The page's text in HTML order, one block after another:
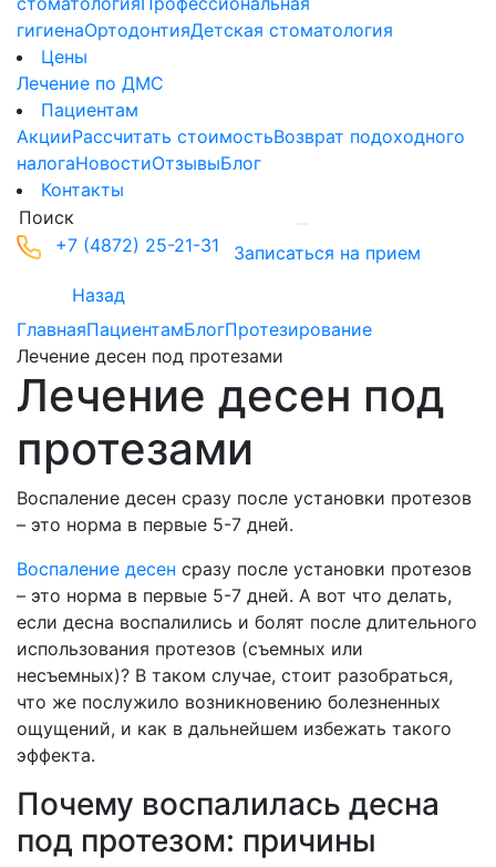
гигиенаОртодонтияДетская стоматология
Цены
Лечение по ДМС
Пациентам
АкцииРассчитать стоимостьВозврат подоходного
налогаНовостиОтзывыБлог
Контакты
+7 (4872) 25-21-31
Записаться на прием
Назад
ГлавнаяПациентамБлогПротезирование
Лечение десен под протезами
Лечение десен под
протезами
Воспаление десен сразу после установки протезов
– это норма в первые 5-7 дней.
Воспаление десен сразу после установки протезов
– это норма в первые 5-7 дней. А вот что делать,
если десна воспалились и болят после длительного
использования протезов (съемных или
несъемных)? В таком случае, стоит разобраться,
что же послужило возникновению болезненных
ощущений, и как в дальнейшем избежать такого
эффекта.
Почему воспалилась десна
под протезом: причины